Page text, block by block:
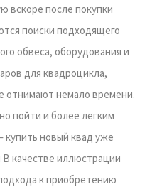
вскоре после покупки
поиски подходящего
обвеса, оборудования и
для квадроцикла,
отнимают немало времени.
пойти и более легким
купить новый квад уже
качестве иллюстрации
к приобретению